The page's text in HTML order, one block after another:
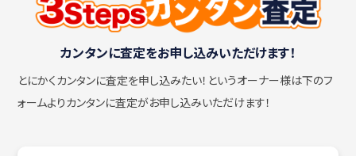
カンタンに査定をお申し込みいただけます！
とにかくカンタンに査定を申し込みたい！ というオーナー様は下のフ
ォームよりカンタンに査定がお申し込みいただけます！